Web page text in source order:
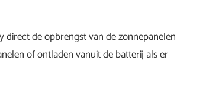
direct de opbrengst van de zonnepanelen
of ontladen vanuit de batterij als er